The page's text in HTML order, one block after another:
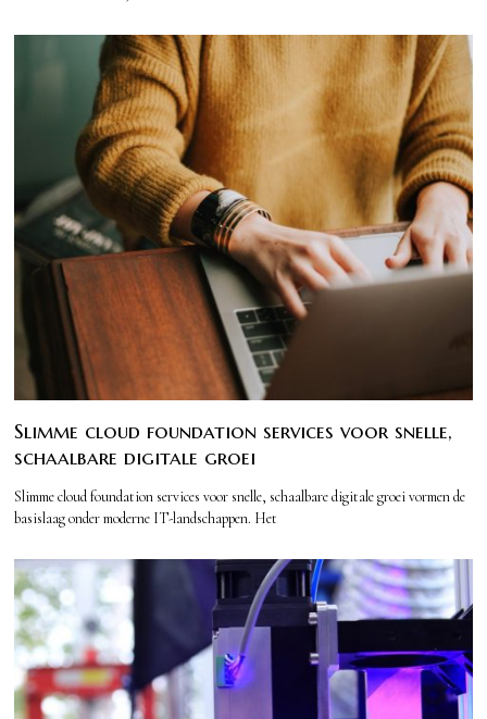
Slimme cloud foundation services voor snelle,
schaalbare digitale groei
Slimme cloud foundation services voor snelle, schaalbare digitale groei vormen de
basislaag onder moderne IT-landschappen. Het